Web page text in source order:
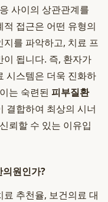
사이의 상관관계를
접근은 어떤 유형의
를 파악하고, 치료 프
됩니다. 즉, 환자가
시스템은 더욱 진화하
는 숙련된 피부질환
결합하여 최상의 시너
뢰할 수 있는 이유입
원인가?
료 추천율, 보건의료 대